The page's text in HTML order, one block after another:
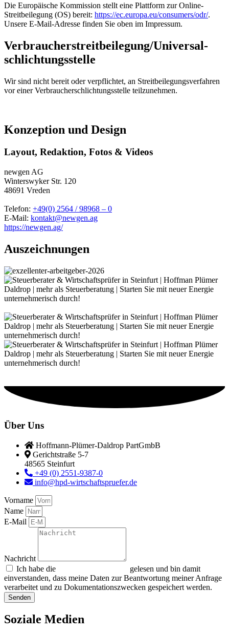
Die Europäische Kommission stellt eine Plattform zur Online-
Streitbeilegung (OS) bereit: https://ec.europa.eu/consumers/odr/.
Unsere E-Mail-Adresse finden Sie oben im Impressum.
Verbraucher­streit­beilegung/Universal­
schlichtungs­stelle
Wir sind nicht bereit oder verpflichtet, an Streitbeilegungsverfahren
vor einer Verbraucherschlichtungsstelle teilzunehmen.
Konzeption und Design
Layout, Redaktion, Fotos & Videos
newgen AG
Winterswyker Str. 120
48691 Vreden
Telefon: +49(0) 2564 / 98968 – 0
E-Mail: kontakt@newgen.ag
https://newgen.ag/
Auszeichnungen
Über Uns
Hoffmann-Plümer-Daldrop PartGmbB
Gerichtstraße 5-7
48565 Steinfurt
+49 (0) 2551-9387-0
info@hpd-wirtschaftspruefer.de
Vorname
Name
E-Mail
Nachricht
Ich habe die
gelesen und bin damit
einverstanden, dass meine Daten zur Beantwortung meiner Anfrage
verarbeitet und zu Dokumentationszwecken gespeichert werden.
Senden
Soziale Medien